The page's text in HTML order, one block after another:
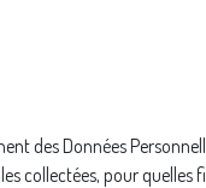
des Données
collectées, pour quelles